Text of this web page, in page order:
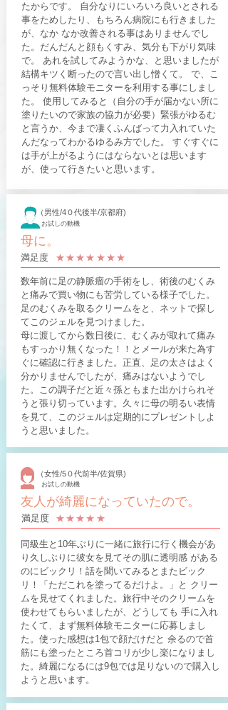
たからです。 自分なりにいろいろ良いとされる
事をためしたり、もちろん病院にも行きました
が、なか なか改善される事はありませんでし
た。だんだんと顔もくすみ、気分も下がり気味
で。 あれを試してみようかな、と思いましたが
結構キツく断ったので言い出し憎くて。 で、こ
っそり無料体験モニターを利用する事にしまし
た。 使用してみると（自分の手が届かない所に
塗りたいので家族の協力が必要）緊張がゆるむ
と言うか、今まで凄くふんばって力入れていた
んだなってわかるゆるみ方でした。 すぐすぐに
は手が上がるようにはならないとは思います
が、使って行きたいと思います。
お試しの動機
（男性/4０代後半/京都府)
母に。
​満足度 ​★★★​★★​★★
数年前に足の静脈瘤の手術をし、術後のむくみ
と痛みで買い物にも苦労している様子でした。
足のむくみを取るクリームをと、ネットで探し
てこのジェルを見つけました。
母に渡してから数日後に、むくみが取れて痛み
もすっかり無くなった！！とメールが来た為す
ぐに確認に行きました。正直、足の太さはよく
分かりませんでしたが、痛みはないようでし
た。この調子だと近々孫ともまた出かけられそ
うと張り切っています。久々に母の明るい表情
を見て、このジェルは定期的にプレゼントしよ
うと思いました。
お試しの動機
（女性/5０代前半/佐賀県)
友人が綺麗になっていたので。
​満足度 ​★★★​★★
同級生と10年ぶりに一緒に旅行に行く機会があ
り久しぶりに彼女を見てその肌に透明感 がある
のにビックリ！話を聞いてみるとまたビック
リ！「ただこれを塗ってるだけよ。」と クリー
ムを見せてくれました。旅行中そのクリームを
使わせてもらいましたが、どうしても 手に入れ
たくて、まず無料体験モニターに応募しまし
た。使った感想は1包で顔だけだと 余るので首
筋にも塗ったところ首コリが少し楽になりまし
た。綺麗になるには9包では足りないので購入し
ようと思います。